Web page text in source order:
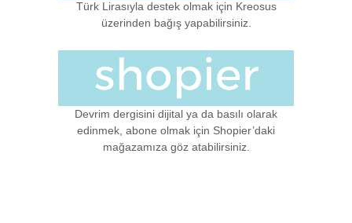
Türk Lirasıyla destek olmak için Kreosus
üzerinden bağış yapabilirsiniz.
Devrim dergisini dijital ya da basılı olarak
edinmek, abone olmak için Shopier’daki
mağazamıza göz atabilirsiniz.